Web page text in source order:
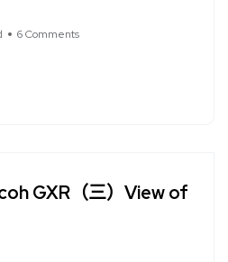
6 Comments
GXR（三）View of